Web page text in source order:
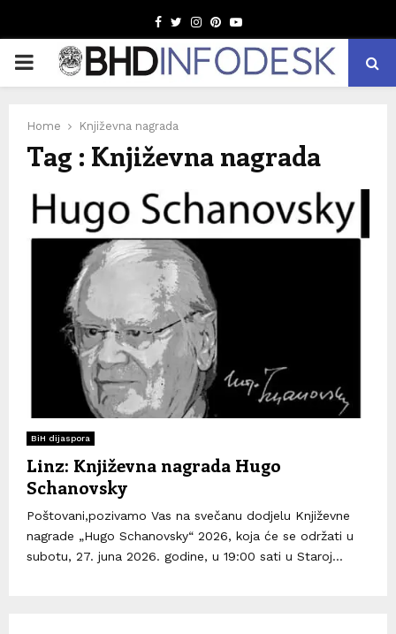
Facebook
TwitterInstagram
Pinterest
Youtube
PRIMARY
Home Književna nagrada
Tag : Književna nagrada
BiH dijaspora
Linz: Književna nagrada Hugo
Schanovsky
Poštovani,pozivamo Vas na svečanu dodjelu Književne
nagrade „Hugo Schanovsky“ 2026, koja će se održati u
subotu, 27. juna 2026. godine, u 19:00 sati u Staroj...